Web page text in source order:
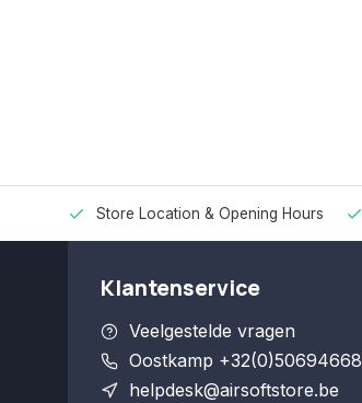
Store Location & Opening Hours
Klantenservice
Veelgestelde vragen
Oostkamp +32(0)50694668
helpdesk@airsoftstore.be